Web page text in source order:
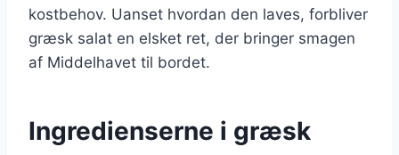
kostbehov. Uanset hvordan den laves, forbliver
græsk salat en elsket ret, der bringer smagen
af Middelhavet til bordet.
Ingredienserne i græsk